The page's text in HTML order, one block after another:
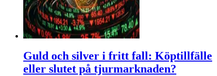
Guld och silver i fritt fall: Köptillfälle
eller slutet på tjurmarknaden?